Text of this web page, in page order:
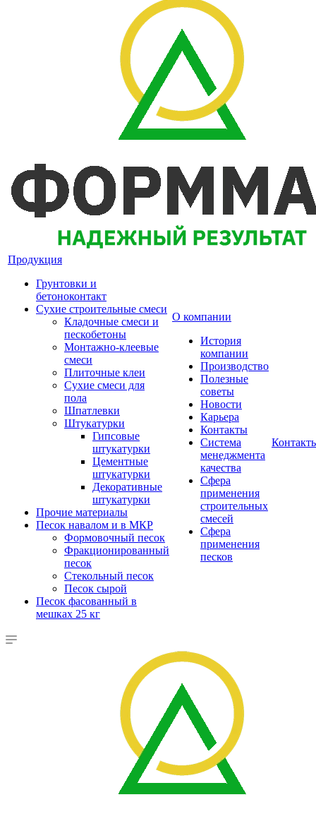
Продукция
Грунтовки и
бетоноконтакт
Сухие строительные смеси
Кладочные смеси и
пескобетоны
Монтажно-клеевые
смеси
Плиточные клеи
Сухие смеси для
пола
Шпатлевки
Штукатурки
Гипсовые
штукатурки
Цементные
штукатурки
Декоративные
штукатурки
Прочие материалы
Песок навалом и в МКР
Формовочный песок
Фракционированный
песок
Стекольный песок
Песок сырой
Песок фасованный в
мешках 25 кг
О компании
История
компании
Производство
Полезные
советы
Новости
Карьера
Контакты
Система
менеджмента
качества
Сфера
применения
строительных
смесей
Сфера
применения
песков